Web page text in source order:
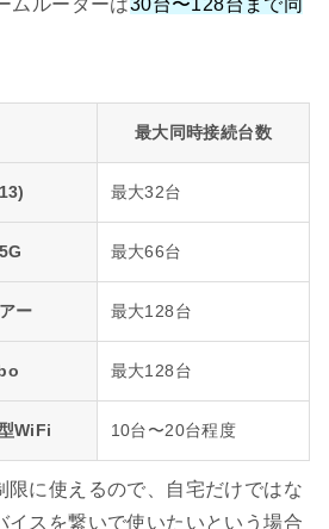
最大同時接続台数
最大32台
最大66台
ー 最大128台
最大128台
WiFi 10台〜20台程度
限に使えるので、自宅だけではな
イスを繋いで使いたいという場合